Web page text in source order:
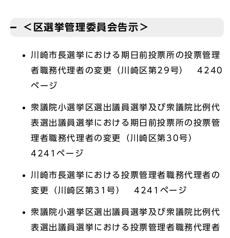
＜区選挙管理委員会告示＞
川崎市長選挙における期日前投票所の投票管理
者職務代理者の変更（川崎区第29号） 4240
ページ
衆議院小選挙区選出議員選挙及び衆議院比例代
表選出議員選挙における期日前投票所の投票管
理者職務代理者の変更（川崎区第30号）
4241ページ
川崎市長選挙における投票管理者職務代理者の
変更（川崎区第31号） 4241ページ
衆議院小選挙区選出議員選挙及び衆議院比例代
表選出議員選挙における投票管理者職務代理者